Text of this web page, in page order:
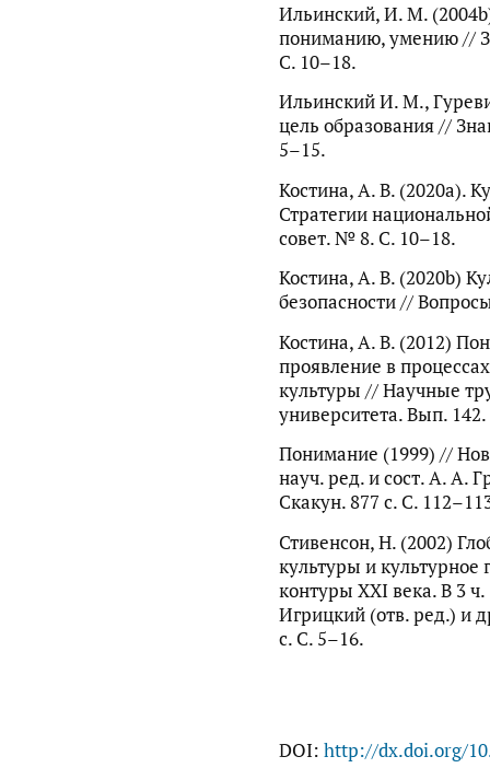
Ильинский, И. М.
пониманию, умению //
С. 10–18.
Ильинский И. М.,
цель образования //
5–15.
Костина, А. В. (2020a).
Стратегии
совет. № 8. С. 10–18.
Костина, А. В. (2020b)
безопасности //
Костина, А. В. (2012)
проявление в
культуры // Научные
университета. Вып.
Понимание (1999) //
науч. ред. и сост. А. А.
Скакун. 877 с. С.
Стивенсон, Н. (2002)
культуры и культурное
контуры XXI века. В 3
Игрицкий (отв. ред.) и
с. С. 5–16.
DOI: http://dx.doi.org/